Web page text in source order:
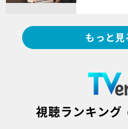
もっと見
視聴ランキング